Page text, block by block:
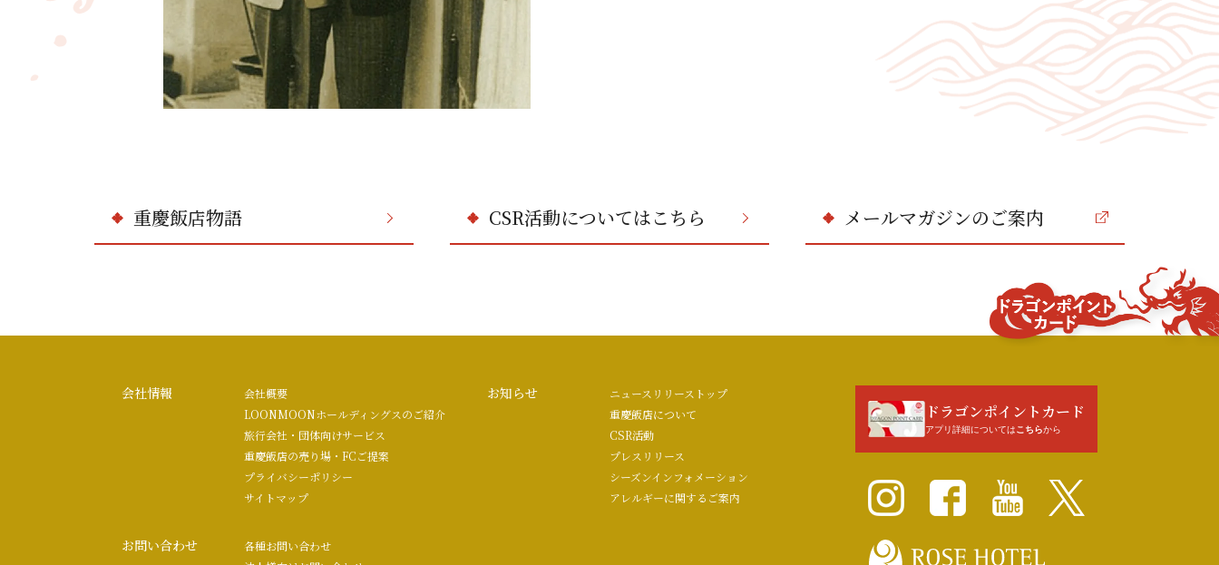
重慶飯店物語 CSR活動についてはこちら メールマガジンのご案内
ドラゴンポイ
ント
カード
会社情報
会社概要
LOONMOONホールディングスのご紹介
旅行会社・団体向けサービス
重慶飯店の売り場・FCご提案
プライバシーポリシー
サイトマップ
お知らせ
ニュースリリーストップ
重慶飯店について
CSR活動
プレスリリース
シーズンインフォメーション
アレルギーに関するご案内
お問い合わせ
各種お問い合わせ
ドラゴンポイントカード
アプリ詳細についてはこちらから